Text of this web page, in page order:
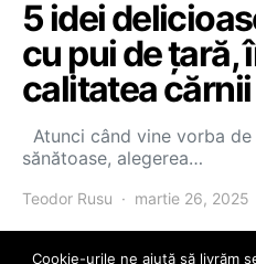
5 idei
cu pui de țară,
calitatea
Atunci când vine vorba
sănătoase, alegerea…
Teodor Rusu martie 26, 2025
Cookie-urile ne ajută să livrăm